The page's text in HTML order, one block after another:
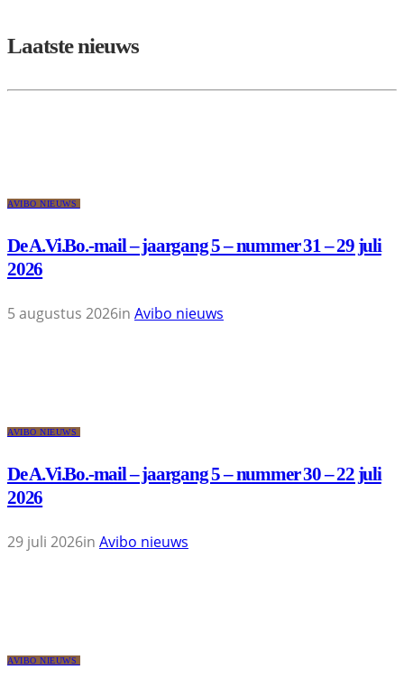
Laatste nieuws
AVIBO NIEUWS
De A.Vi.Bo.-mail – jaargang 5 – nummer 31 – 29 juli
2026
5 augustus 2026in Avibo nieuws
AVIBO NIEUWS
De A.Vi.Bo.-mail – jaargang 5 – nummer 30 – 22 juli
2026
29 juli 2026in Avibo nieuws
AVIBO NIEUWS